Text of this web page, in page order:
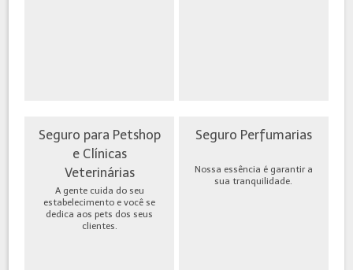
Seguro para Petshop
e Clínicas
Veterinárias
A gente cuida do seu
estabelecimento e você se
dedica aos pets dos seus
clientes.
Seguro Perfumarias
Nossa essência é garantir a
sua tranquilidade.